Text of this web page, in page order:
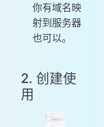
你有域名映
射到服务器
也可以。
2. 创建使
用